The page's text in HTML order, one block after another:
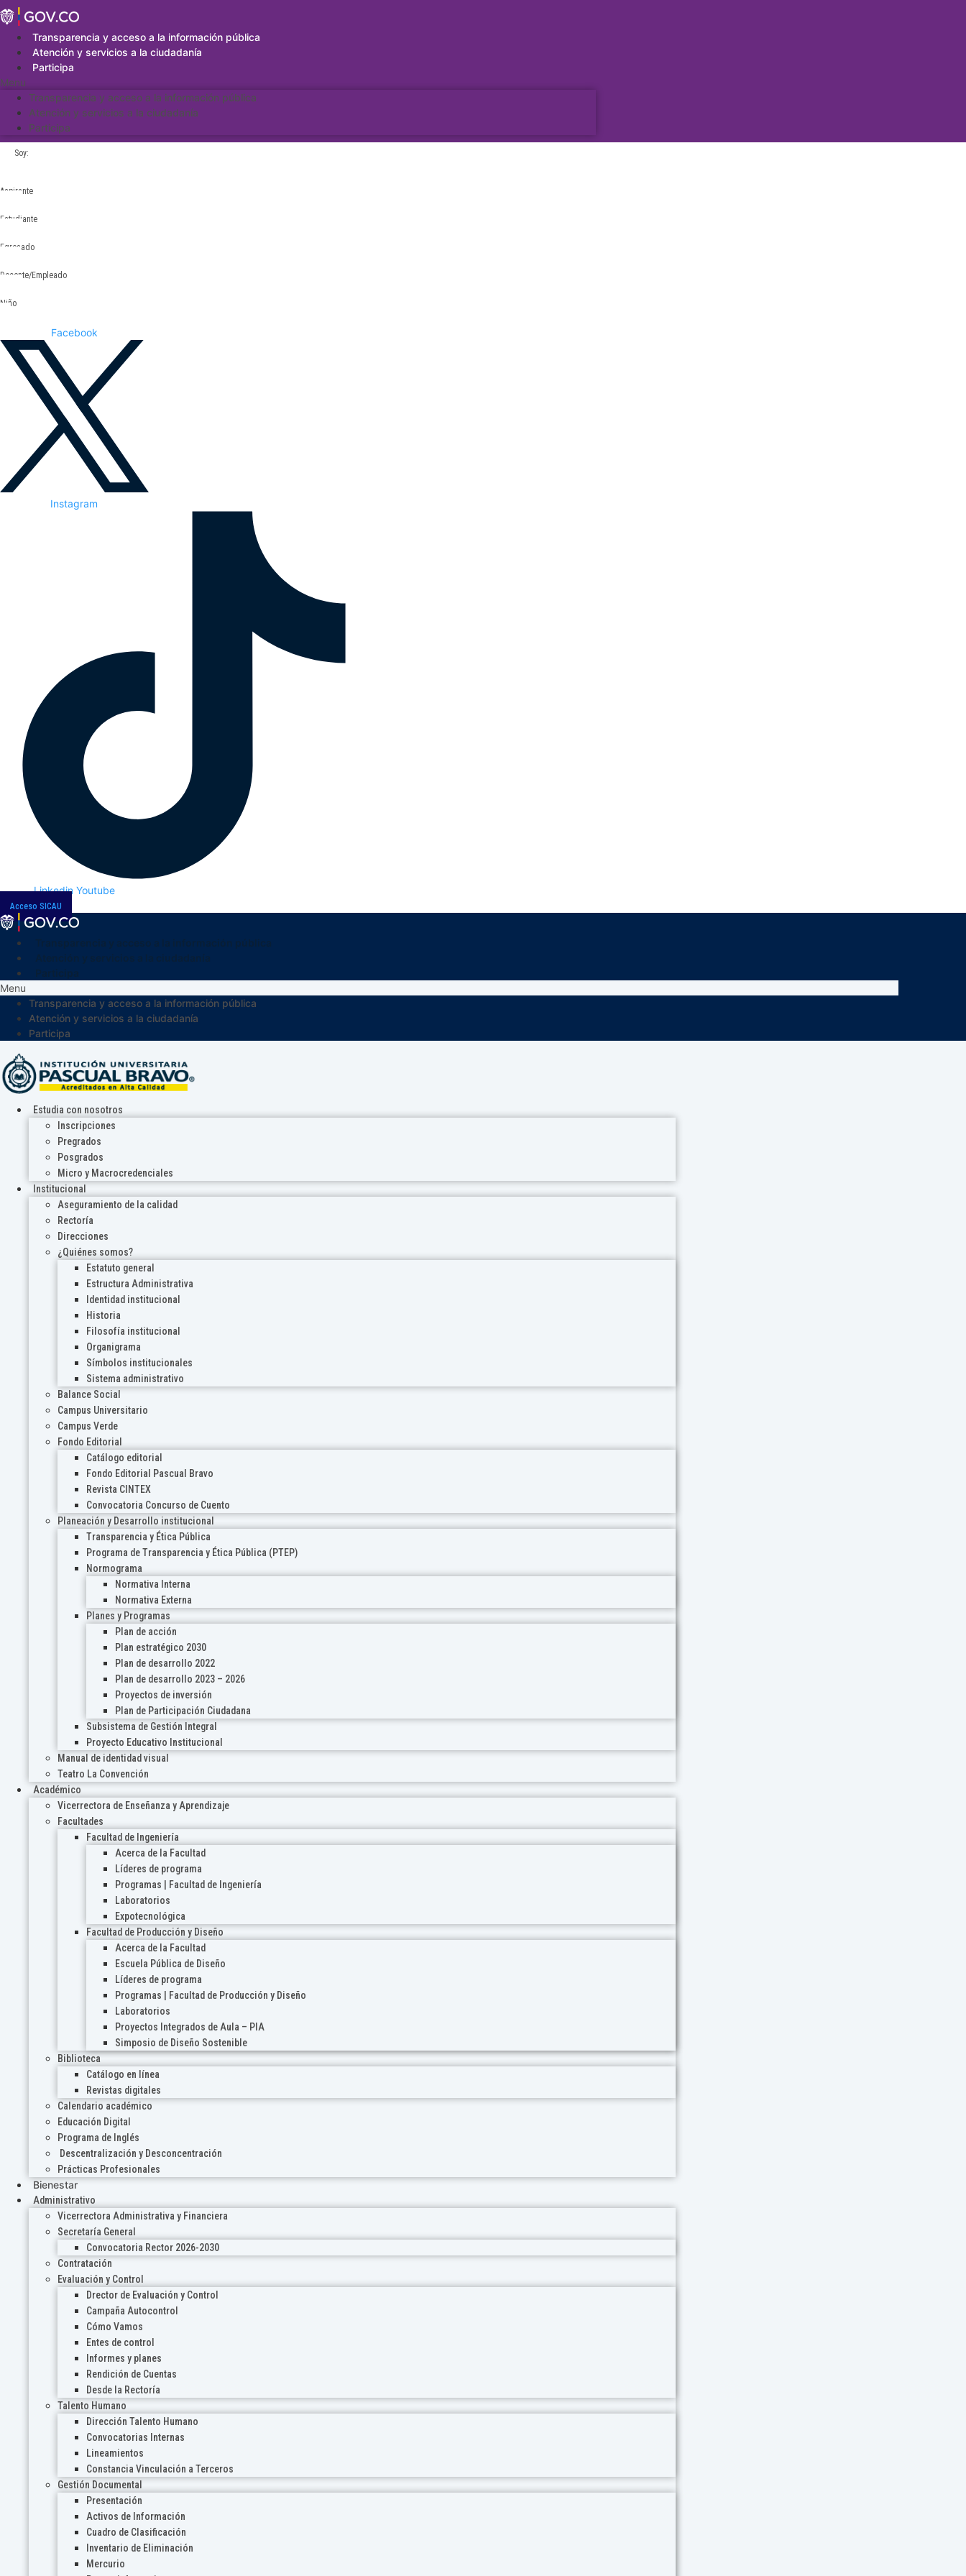
Saltar
al
contenidoTransparencia y acceso a la información pública
Atención y servicios a la ciudadanía
Participa
Menu
Transparencia y acceso a la información pública
Atención y servicios a la ciudadanía
Participa
Soy:
Aspirante
Estudiante
Egresado
Docente/Empleado
Niño
Facebook
Instagram
Linkedin Youtube
Acceso SICAU
Menu
Transparencia y acceso a la información pública
Atención y servicios a la ciudadanía
Participa
Estudia con nosotros
Inscripciones
Pregrados
Posgrados
Micro y Macrocredenciales
Institucional
Aseguramiento de la calidad
Rectoría
Direcciones
¿Quiénes somos?
Estatuto general
Estructura Administrativa
Identidad institucional
Historia
Filosofía institucional
Organigrama
Símbolos institucionales
Sistema administrativo
Balance Social
Campus Universitario
Campus Verde
Fondo Editorial
Catálogo editorial
Fondo Editorial Pascual Bravo
Revista CINTEX
Convocatoria Concurso de Cuento
Planeación y Desarrollo institucional
Transparencia y Ética Pública
Programa de Transparencia y Ética Pública (PTEP)
Normograma
Normativa Interna
Normativa Externa
Planes y Programas
Plan de acción
Plan estratégico 2030
Plan de desarrollo 2022
Plan de desarrollo 2023 – 2026
Proyectos de inversión
Plan de Participación Ciudadana
Subsistema de Gestión Integral
Proyecto Educativo Institucional
Manual de identidad visual
Teatro La Convención
Académico
Vicerrectora de Enseñanza y Aprendizaje
Facultades
Facultad de Ingeniería
Acerca de la Facultad
Líderes de programa
Programas | Facultad de Ingeniería
Laboratorios
Expotecnológica
Facultad de Producción y Diseño
Acerca de la Facultad
Escuela Pública de Diseño
Líderes de programa
Programas | Facultad de Producción y Diseño
Laboratorios
Proyectos Integrados de Aula – PIA
Simposio de Diseño Sostenible
Biblioteca
Catálogo en línea
Revistas digitales
Calendario académico
Educación Digital
Programa de Inglés
Descentralización y Desconcentración
Prácticas Profesionales
Bienestar
Administrativo
Vicerrectora Administrativa y Financiera
Secretaría General
Convocatoria Rector 2026-2030
Contratación
Evaluación y Control
Drector de Evaluación y Control
Campaña Autocontrol
Cómo Vamos
Entes de control
Informes y planes
Rendición de Cuentas
Desde la Rectoría
Talento Humano
Dirección Talento Humano
Convocatorias Internas
Lineamientos
Constancia Vinculación a Terceros
Gestión Documental
Presentación
Activos de Información
Cuadro de Clasificación
Inventario de Eliminación
Mercurio